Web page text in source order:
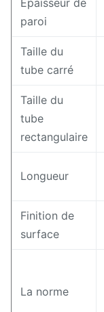
Épaisseur de
paroi
Taille du
tube carré
Taille du
tube
rectangulaire
Longueur
Finition de
surface
La norme